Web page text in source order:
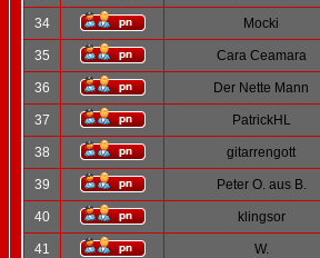
34 Mocki
35 Cara Ceamara
36 Der Nette Mann
37 PatrickHL
38 gitarrengott
39 Peter O. aus B.
40 klingsor
41 W.